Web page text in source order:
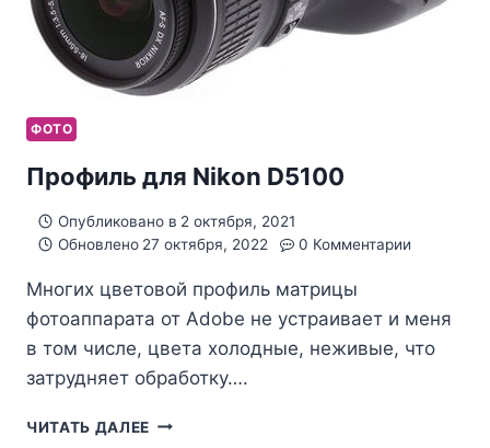
ФОТО
Профиль для Nikon D5100
Опубликовано в 2 октября, 2021
Обновлено 27 октября, 2022 0 Комментарии
Многих цветовой профиль матрицы
фотоаппарата от Adobe не устраивает и меня
в том числе, цвета холодные, неживые, что
затрудняет обработку….
ЧИТАТЬ ДАЛЕЕ ПРОФИЛЬ